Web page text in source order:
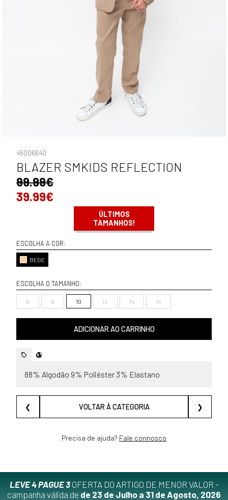
45006640
BLAZER SMKIDS REFLECTION
99.99€
39.99€
ÚLTIMOS
TAMANHOS!
ESCOLHA A COR:
BEGE
ESCOLHA O TAMANHO:
6 8 10 12 14 16
ADICIONAR AO CARRINHO
88% Algodão 9% Poliéster 3% Elastano
❮ VOLTAR À CATEGORIA ❯
Precisa de ajuda? Fale connosco
LEVE 4 PAGUE 3OFERTA DO ARTIGO DE MENOR VALOR -
campanha válida de de 23 de Julho a 31 de Agosto, 2026